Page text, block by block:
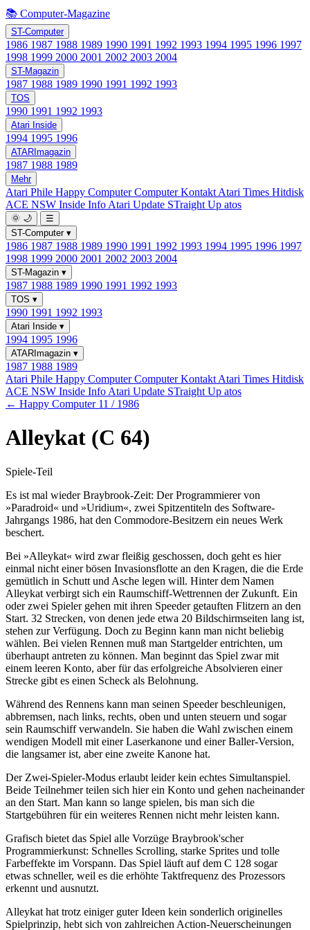
📚 Computer-Magazine
ST-Computer
1986 1987 1988 1989 1990 1991 1992 1993 1994 1995 1996 1997
1998 1999 2000 2001 2002 2003 2004
ST-Magazin
1987 1988 1989 1990 1991 1992 1993
TOS
1990 1991 1992 1993
Atari Inside
1994 1995 1996
ATARImagazin
1987 1988 1989
Mehr
Atari Phile Happy ComputerComputer Kontakt Atari Times Hitdisk
ACE NSW Inside Info Atari Update STraight Up atos
🌞 🌙
☰
ST-Computer ▾
1986 1987 1988 1989 1990 1991 1992 1993 1994 1995 1996 1997
1998 1999 2000 2001 2002 2003 2004
ST-Magazin ▾
1987 1988 1989 1990 1991 1992 1993
TOS ▾
1990 1991 1992 1993
Atari Inside ▾
1994 1995 1996
ATARImagazin ▾
1987 1988 1989
Atari Phile Happy ComputerComputer Kontakt Atari Times Hitdisk
ACE NSW Inside Info Atari Update STraight Up atos
← Happy Computer 11 / 1986
Alleykat (C 64)
Spiele-Teil
Es ist mal wieder Braybrook-Zeit: Der Programmierer von
»Paradroid« und »Uridium«, zwei Spitzentiteln des Software-
Jahrgangs 1986, hat den Commodore-Besitzern ein neues Werk
beschert.
Bei »Alleykat« wird zwar fleißig geschossen, doch geht es hier
einmal nicht einer bösen Invasionsflotte an den Kragen, die die Erde
gemütlich in Schutt und Asche legen will. Hinter dem Namen
Alleykat verbirgt sich ein Raumschiff-Wettrennen der Zukunft. Ein
oder zwei Spieler gehen mit ihren Speeder getauften Flitzern an den
Start. 32 Strecken, von denen jede etwa 20 Bildschirmseiten lang ist,
stehen zur Verfügung. Doch zu Beginn kann man nicht beliebig
wählen. Bei vielen Rennen muß man Startgelder entrichten, um
überhaupt antreten zu können. Man beginnt das Spiel zwar mit
einem leeren Konto, aber für das erfolgreiche Absolvieren einer
Strecke gibt es einen Scheck als Belohnung.
Während des Rennens kann man seinen Speeder beschleunigen,
abbremsen, nach links, rechts, oben und unten steuern und sogar
sein Raumschiff verwandeln. Sie haben die Wahl zwischen einem
wendigen Modell mit einer Laserkanone und einer Baller-Version,
die langsamer ist, aber eine zweite Kanone hat.
Der Zwei-Spieler-Modus erlaubt leider kein echtes Simultanspiel.
Beide Teilnehmer teilen sich hier ein Konto und gehen nacheinander
an den Start. Man kann so lange spielen, bis man sich die
Startgebühren für ein weiteres Rennen nicht mehr leisten kann.
Grafisch bietet das Spiel alle Vorzüge Braybrook'scher
Programmierkunst: Schnelles Scrolling, starke Sprites und tolle
Farbeffekte im Vorspann. Das Spiel läuft auf dem C 128 sogar
etwas schneller, weil es die erhöhte Taktfrequenz des Prozessors
erkennt und ausnutzt.
Alleykat hat trotz einiger guter Ideen kein sonderlich originelles
Spielprinzip, hebt sich von zahlreichen Action-Neuerscheinungen